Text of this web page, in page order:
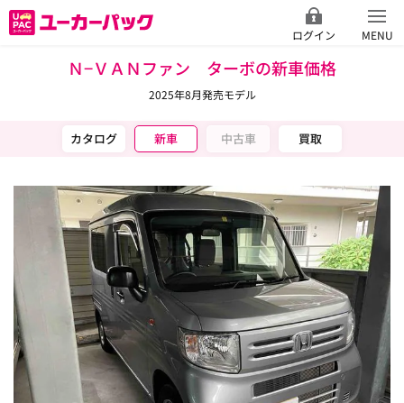
ログイン MENU
Ｎ−ＶＡＮファン ターボの新車価格
2025年8月発売モデル
カタログ 新車 中古車 買取